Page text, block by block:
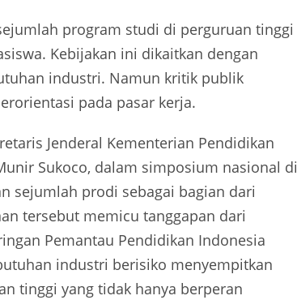
program studi di perguruan tinggi
Kebijakan ini dikaitkan dengan
industri. Namun kritik publik
pada pasar kerja.
Jenderal Kementerian Pendidikan
Sukoco, dalam simposium nasional di
sejumlah prodi sebagai bagian dari
tersebut memicu tanggapan dari
Pemantau Pendidikan Indonesia
industri berisiko menyempitkan
tinggi yang tidak hanya berperan